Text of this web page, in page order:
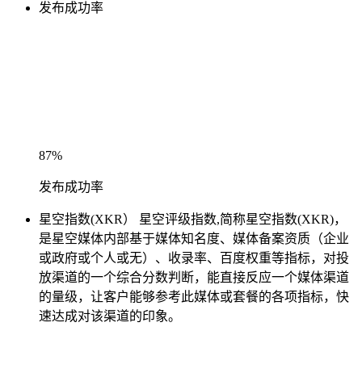
发布成功率
87%
发布成功率
星空指数(XKR）
星空评级指数,简称星空指数(XKR)，
是星空媒体内部基于媒体知名度、媒体备案资质（企业
或政府或个人或无）、收录率、百度权重等指标，对投
放渠道的一个综合分数判断，能直接反应一个媒体渠道
的量级，让客户能够参考此媒体或套餐的各项指标，快
速达成对该渠道的印象。